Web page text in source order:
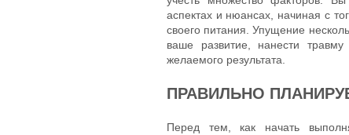
аспектах и нюансах, начиная с
своего питания. Упущение
ваше развитие, нанести
желаемого результата.
ПРАВИЛЬНО
Перед тем, как начать